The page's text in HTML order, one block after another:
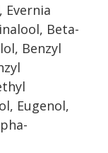
Evernia
Beta-
Benzyl
Eugenol,